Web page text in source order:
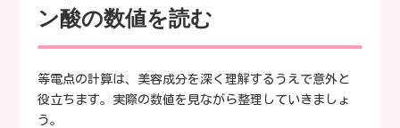
ン酸の数値を読む
等電点の計算は、美容成分を深く理解するうえで意外と
役立ちます。実際の数値を見ながら整理していきましょ
う。